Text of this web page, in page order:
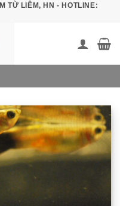
TỪ LIÊM, HN - HOTLINE: